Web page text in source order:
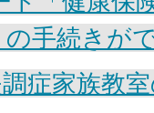
手続きが
症家族教